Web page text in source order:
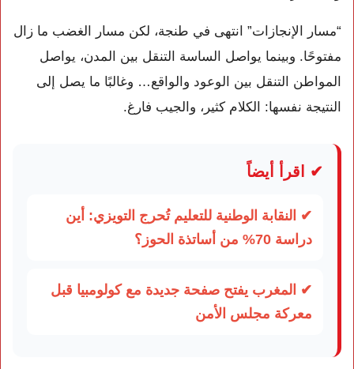
“مسار الإنجازات” انتهى في طنجة، لكن مسار الغضب ما زال
مفتوحًا. وبينما يواصل الساسة التنقل بين المدن، يواصل
المواطن التنقل بين الوعود والواقع… وغالبًا ما يصل إلى
النتيجة نفسها: الكلام كثير، والجيب فارغ.
✔ اقرأ أيضاً
✔ النقابة الوطنية للتعليم تُحرج التويزي: أين
دراسة 70% من أساتذة الحوز؟
✔ المغرب يفتح صفحة جديدة مع كولومبيا قبل
معركة مجلس الأمن